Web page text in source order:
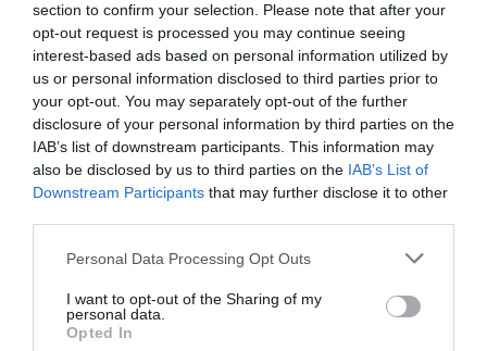
section to confirm your selection. Please note that after your
opt-out request is processed you may continue seeing
interest-based ads based on personal information utilized by
us or personal information disclosed to third parties prior to
your opt-out. You may separately opt-out of the further
disclosure of your personal information by third parties on the
IAB’s list of downstream participants. This information may
also be disclosed by us to third parties on the IAB’s List of
Downstream Participants that may further disclose it to other
Please note that this website/app uses one or more Google
not limited to your visit or usage behaviour. You may click to
grant or deny consent to Google and its third-party tags to
use your data for below specified purposes in below Google
Personal Data Processing Opt Outs
I want to opt-out of the Sharing of my
personal data.
Opted In
Ελεγκτές της ΑΑΔΕ κατέσχεσαν
σχεδόν 1300 φιάλλες παράνομου
ψυκτικού υγρού φρέον (εικόνες)
10.08.2026 | 10:00
Μεγάλο βήμα για την υγεία στη
Βόρεια Εύβοια
Εορτολόγιο: Ποιοι γιορτάζουν
σήμερα, Δευτέρα 10 Αυγούστου
10.08.2026 | 09:20
Ο Αλέξης Τσίπρας
παρουσιάζει το
οικονομικό πρόγραμμα
της ΕΛ.Α.Σ. στη
Θεσσαλονίκη
Σε πελάγη ευτυχίας
αντιδήμαρχος στην
Εύβοια! Έγινε για τρίτη
φορά παππούς!
Αθλητικό σωματείο της
Εύβοιας εξέδωσε
Άρχισε τις διακοπές ο